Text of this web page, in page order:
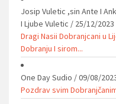
Josip Vuletic ,sin Ante I
I Ljube Vuletic / 25/12/2023
Dragi Nasii Dobranjcani u
Dobranju I sirom...
One Day Sudio /09/08/
Pozdrav svim